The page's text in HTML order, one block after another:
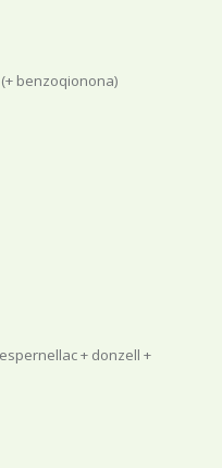
benzoqionona)
+ donzell +